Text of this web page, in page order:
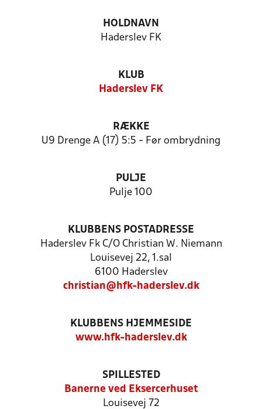
HOLDNAVN
Haderslev FK
KLUB
Haderslev FK
RÆKKE
U9 Drenge A (17) 5:5 - Før ombrydning
PULJE
Pulje 100
KLUBBENS POSTADRESSE
Haderslev Fk C/O Christian W. Niemann
Louisevej 22, 1.sal
6100 Haderslev
christian@hfk-haderslev.dk
KLUBBENS HJEMMESIDE
www.hfk-haderslev.dk
SPILLESTED
Banerne ved Eksercerhuset
Louisevej 72